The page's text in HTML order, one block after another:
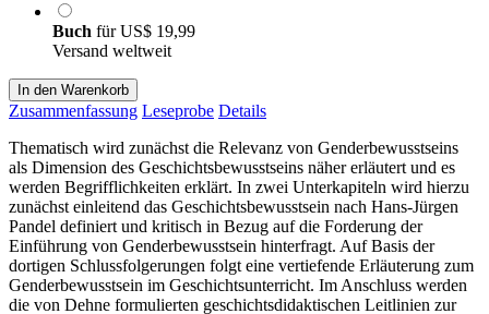
Buch fürUS$ 19,99
Versand weltweit
In den Warenkorb
Zusammenfassung Leseprobe Details
Thematisch wird zunächst die Relevanz von Genderbewusstseins
als Dimension des Geschichtsbewusstseins näher erläutert und es
werden Begrifflichkeiten erklärt. In zwei Unterkapiteln wird hierzu
zunächst einleitend das Geschichtsbewusstsein nach Hans-Jürgen
Pandel definiert und kritisch in Bezug auf die Forderung der
Einführung von Genderbewusstsein hinterfragt. Auf Basis der
dortigen Schlussfolgerungen folgt eine vertiefende Erläuterung zum
Genderbewusstsein im Geschichtsunterricht. Im Anschluss werden
die von Dehne formulierten geschichtsdidaktischen Leitlinien zur